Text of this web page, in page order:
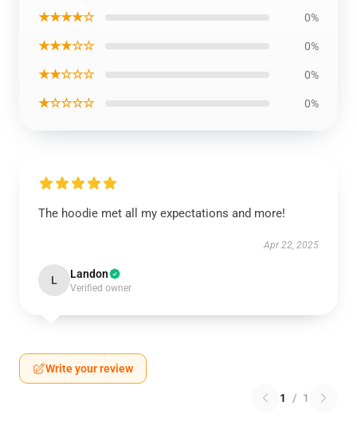
★★★★☆ 0%
★★★☆☆ 0%
★★☆☆☆ 0%
★☆☆☆☆ 0%
The hoodie met all my expectations and more!
Apr 22, 2025
L Landon
Verified owner
Write your review
1 / 1